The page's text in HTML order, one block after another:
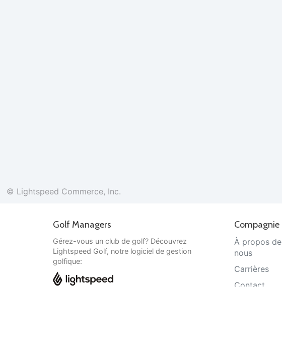
© Lightspeed Commerce, Inc.
Golf Managers
Gérez-vous un club de golf? Découvrez
Lightspeed Golf, notre logiciel de gestion
golfique:
Compagnie
À propos de
nous
Carrières
Contact